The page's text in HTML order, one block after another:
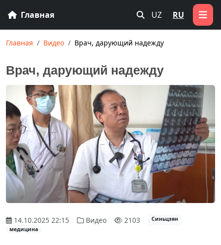
Главная UZ RU
Главная Видео Врач, дарующий надежду
Врач, дарующий надежду
14.10.2025 22:15 Видео 2103
Синьцзян
медицина